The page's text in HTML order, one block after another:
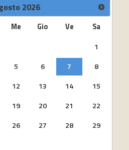
2026
Me Gio Ve
Sa
1
5 6 7
8
12 13 14
15
19 20 21
22
26 27 28
29